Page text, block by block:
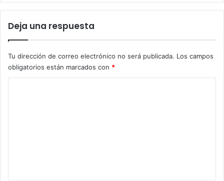
Deja una respuesta
Tu dirección de correo electrónico no será publicada. Los campos
obligatorios están marcados con *